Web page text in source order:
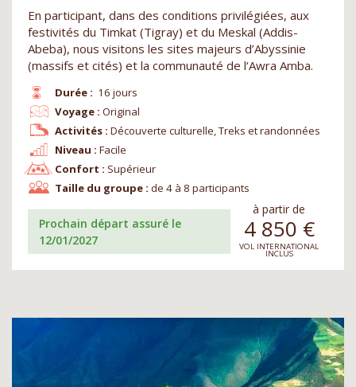
En participant, dans des conditions privilégiées, aux
festivités du Timkat (Tigray) et du Meskal (Addis-
Abeba), nous visitons les sites majeurs d’Abyssinie
(massifs et cités) et la communauté de l‘Awra Amba.
Durée : 16 jours
Niveau : Facile
Voyage : Original
Confort : Supérieur
Activités : Découverte culturelle, Treks et randonnées
Taille du groupe : de 4 à 8 participants
Prochain départ assuré le
12/01/2027
à partir de
4 850 €
VOL INTERNATIONAL
INCLUS